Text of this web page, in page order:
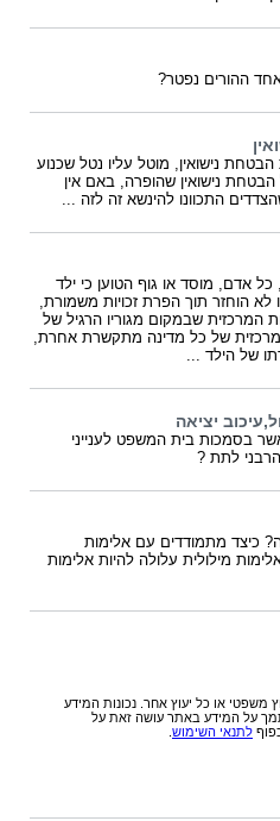
ההורים נפטר?
נישואין, מוטל עליו נטל שכנוע
נישואין שהופרה, באם אין
התכוונו להינשא זה לזה ...
אדם, מוסד או גוף הטוען כי ילד
או לא הוחזר תוך הפרת זכויות משמורת,
המרכזית שבמקום מגוריו הרגיל של
של כל מדינה מתקשרת אחרת,
של הילד ...
יציאה
בסמכות בית המשפט לענייני
לתת ?
כיצד מתמודדים עם אלימות
מילולית עלולה להיות אלימות
משפטי או כל יעוץ אחר. נכונות המידע
על המידע באתר עושה זאת על
לתנאי השימוש